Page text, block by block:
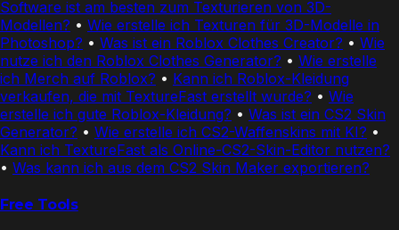
Software ist am besten zum Texturieren von 3D-
Modellen? • Wie erstelle ich Texturen für 3D-Modelle in
Photoshop? • Was ist ein Roblox Clothes Creator? • Wie
nutze ich den Roblox Clothes Generator? • Wie erstelle
ich Merch auf Roblox? • Kann ich Roblox-Kleidung
verkaufen, die mit TextureFast erstellt wurde? • Wie
erstelle ich gute Roblox-Kleidung? • Was ist ein CS2 Skin
Generator? • Wie erstelle ich CS2-Waffenskins mit KI? •
Kann ich TextureFast als Online-CS2-Skin-Editor nutzen?
• Was kann ich aus dem CS2 Skin Maker exportieren?
Free Tools